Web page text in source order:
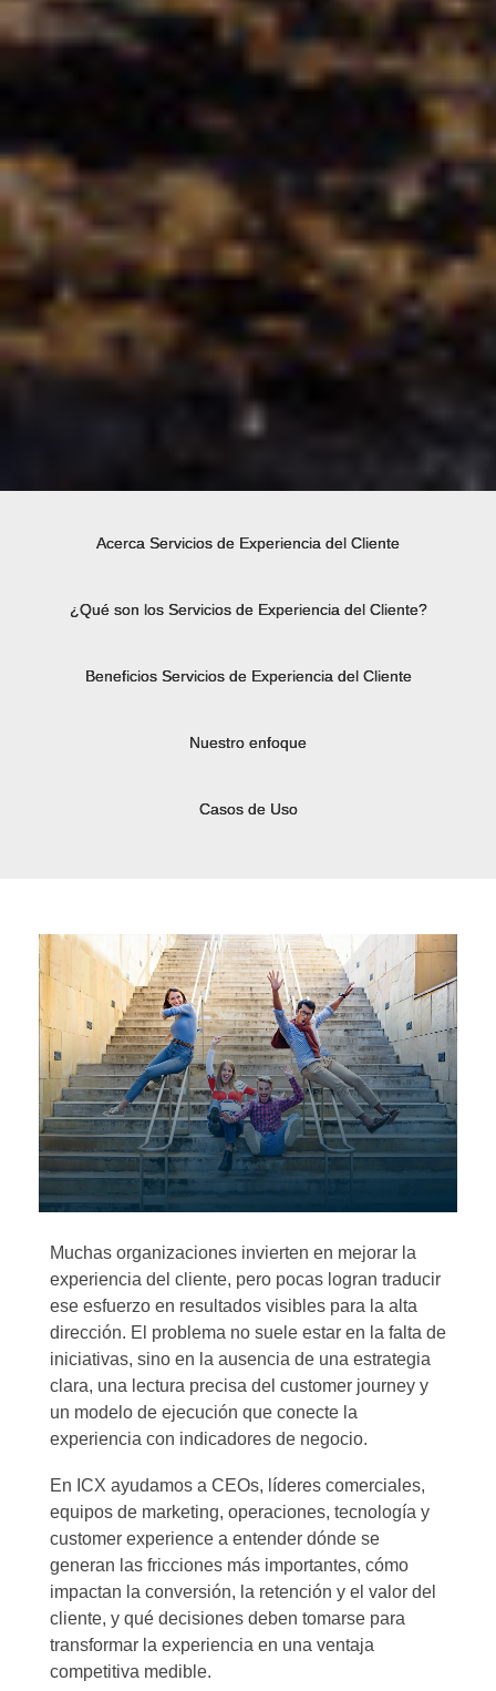
Acerca Servicios de Experiencia del Cliente
¿Qué son los Servicios de Experiencia del Cliente?
Beneficios Servicios de Experiencia del Cliente
Nuestro enfoque
Casos de Uso
Muchas organizaciones invierten en mejorar la
experiencia del cliente, pero pocas logran traducir
ese esfuerzo en resultados visibles para la alta
dirección. El problema no suele estar en la falta de
iniciativas, sino en la ausencia de una estrategia
clara, una lectura precisa del customer journey y
un modelo de ejecución que conecte la
experiencia con indicadores de negocio.
En ICX ayudamos a CEOs, líderes comerciales,
equipos de marketing, operaciones, tecnología y
customer experience a entender dónde se
generan las fricciones más importantes, cómo
impactan la conversión, la retención y el valor del
cliente, y qué decisiones deben tomarse para
transformar la experiencia en una ventaja
competitiva medible.